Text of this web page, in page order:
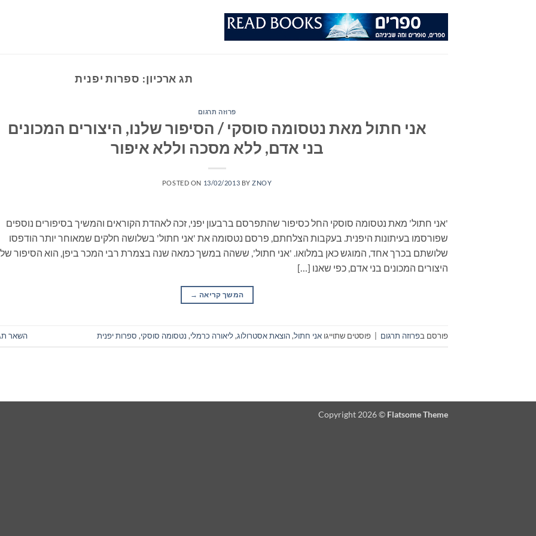
תג ארכיון: ספרות יפנית
פרוזה תרגום
אני חתול מאת נטסומה סוסקי / הסיפור שלנו, היצורים המכונים
בני אדם, ללא מסכה וללא איפור
POSTED ON 13/02/2013 BYZNOY
'אני חתול' מאת נטסומה סוסקי החל כסיפור שהתפרסם ברבעון יפני, זכה לאהדת הקוראים והמשיך בסיפורים נוספים
שפורסמו בעיתונות היפנית. בעקבות הצלחתם, פרסם נטסומה את 'אני חתול' בשלושה חלקים שמאוחר יותר הודפסו
שלושתם בכרך אחד, המוגש כאן במלואו. 'אני חתול', ששהה במשך כמאה שנה בצמרת רבי המכר ביפן, הוא הסיפור
היצורים המכונים בני אדם, כפי שאנו […]
המשך קריאה →
פורסם בפרוזה תרגום פוסטים שתוייגו אני חתול,הוצאת אסטרולוג,ליאורה כרמלי, נטסומה סוסקי, ספרות יפנית השאר
Copyright 2026 © Flatsome Theme